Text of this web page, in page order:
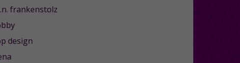
frankenstolz
design